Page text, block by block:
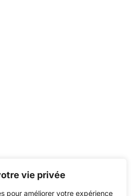
vie privée
pour améliorer votre expérience